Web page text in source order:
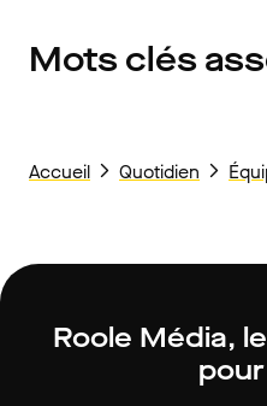
Mots clés
Accueil Quotidien
Roole Média,